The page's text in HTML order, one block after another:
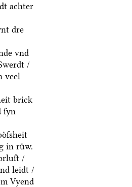
achter
dre
vnd
/
veel
brick
ſyn
in ruͤw.
/
leidt /
Vyend